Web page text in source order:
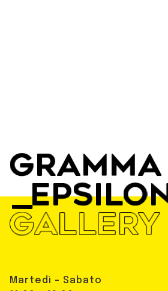
Martedì - Sabato